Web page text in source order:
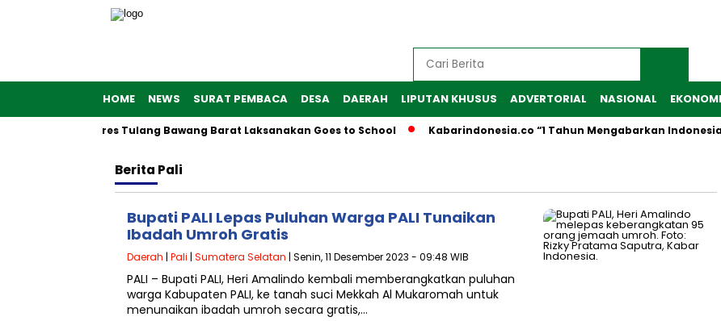
HOME NEWS SURAT PEMBACA DESA DAERAH LIPUTAN KHUSUS ADVERTORIAL NASIONAL EKONOMI
76, Polwan Polres Tulang Bawang Barat Laksanakan Goes to School Kabarindonesia.co “1 Tahun Mengabarkan Indonesia”
Berita Pali
Bupati PALI Lepas Puluhan Warga PALI Tunaikan
Ibadah Umroh Gratis
Daerah | Pali | Sumatera Selatan | Senin, 11 Desember 2023 - 09:48 WIB
PALI – Bupati PALI, Heri Amalindo kembali memberangkatkan puluhan
warga Kabupaten PALI, ke tanah suci Mekkah Al Mukaromah untuk
menunaikan ibadah umroh secara gratis,…